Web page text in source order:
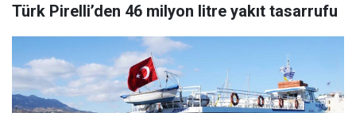
Türk Pirelli’den 46 milyon litre yakıt tasarrufu